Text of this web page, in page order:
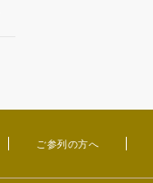
ご参列の方へ